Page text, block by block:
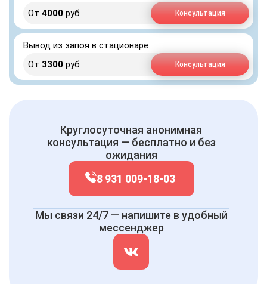
От 4000 руб Консультация
Вывод из запоя в стационаре
От 3300 руб Консультация
Круглосуточная анонимная
консультация — бесплатно и без
ожидания
8 931 009-18-03
Мы связи 24/7 — напишите в удобный
мессенджер